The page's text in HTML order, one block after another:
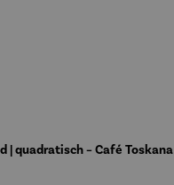
| quadratisch – Café Toskana